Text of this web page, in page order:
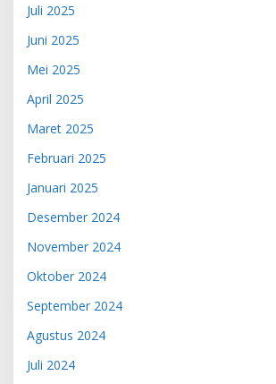
Juli 2025
Juni 2025
Mei 2025
April 2025
Maret 2025
Februari 2025
Januari 2025
Desember 2024
November 2024
Oktober 2024
September 2024
Agustus 2024
Juli 2024